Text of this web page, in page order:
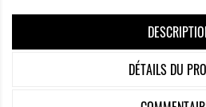
DÉTAILS DU